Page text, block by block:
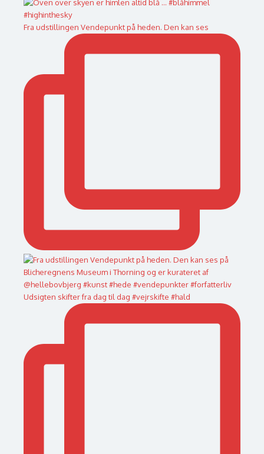
Fra udstillingen Vendepunkt på heden. Den kan ses
Udsigten skifter fra dag til dag #vejrskifte #hald